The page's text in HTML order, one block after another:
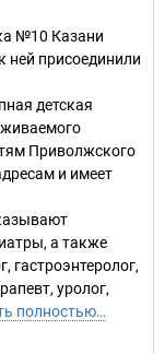
№10 Казани
ней присоединили
детская
Приволжского
и имеет
а также
гастроэнтеролог,
уролог,
полностью…